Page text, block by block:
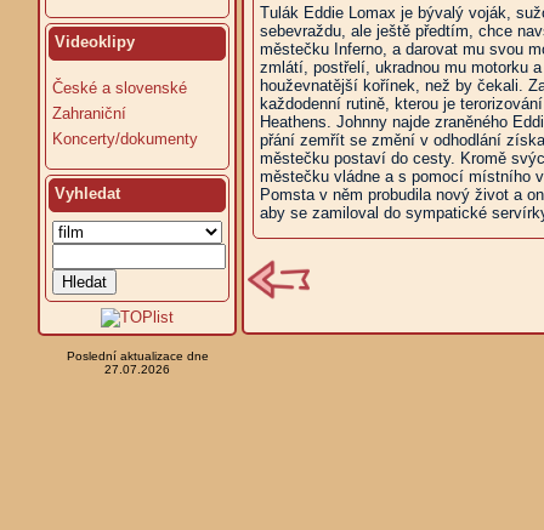
Videoklipy
České a slovenské
Zahraniční
Koncerty/dokumenty
Vyhledat
Poslední aktualizace dne
27.07.2026
Tulák Eddie Lomax je bývalý voják,
sebevraždu, ale ještě předtím, chce
městečku Inferno, a darovat mu svou
zmlátí, postřelí, ukradnou mu motorku
houževnatější kořínek, než by čekali.
každodenní rutině, kterou je
Heathens. Johnny najde zraněného
přání zemřít se změní v odhodlání
městečku postaví do cesty. Kromě
městečku vládne a s pomocí místního
Pomsta v něm probudila nový život a
aby se zamiloval do sympatické